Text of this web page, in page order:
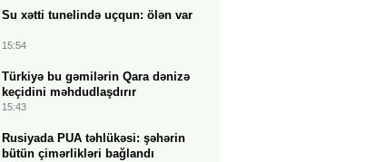
Su xətti tunelində uçqun: ölən var
15:54
Türkiyə bu gəmilərin Qara dənizə
keçidini məhdudlaşdırır
15:43
Rusiyada PUA təhlükəsi: şəhərin
bütün çimərlikləri bağlandı